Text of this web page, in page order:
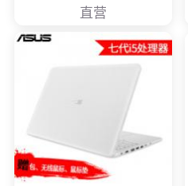
直营